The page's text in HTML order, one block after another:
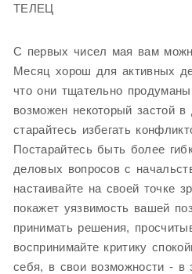
ТЕЛЕЦ
С первых чисел мая вам
Месяц хорош для активных
что они тщательно
возможен некоторый застой
старайтесь избегать
Постарайтесь быть более
деловых вопросов с
настаивайте на своей точке
покажет уязвимость вашей
принимать решения,
воспринимайте критику
себя, в свои возможности - в